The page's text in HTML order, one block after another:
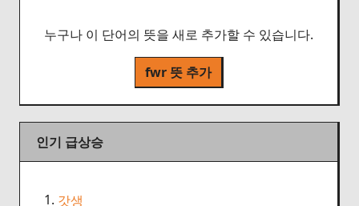
누구나 이 단어의 뜻을 새로 추가할 수 있습니다.
fwr 뜻 추가
인기 급상승
1. 갓생